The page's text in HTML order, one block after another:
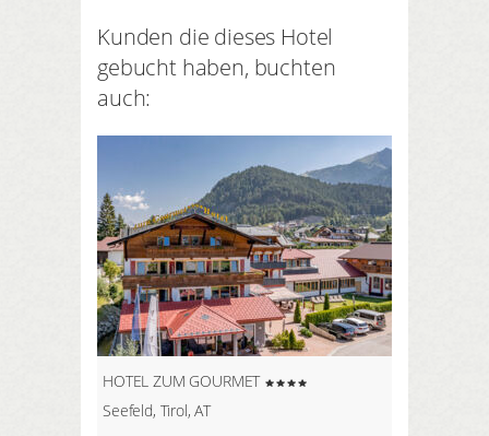
verfügt es über einen
Gymnastikraum mit Spiegelwand,
ideal für Ihr individuelles Training,
Stretching oder Yoga.
Kunden die dieses Hotel
gebucht haben, buchten
auch:
HOTEL ZUM GOURMET
Seefeld, Tirol, AT